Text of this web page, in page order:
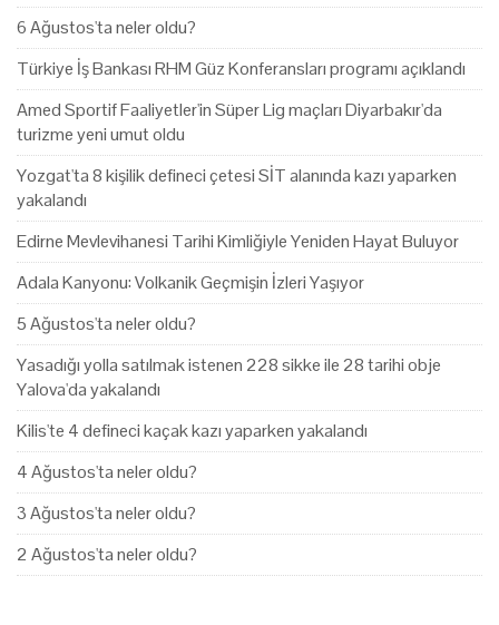
6 Ağustos'ta neler oldu?
Türkiye İş Bankası RHM Güz Konferansları programı açıklandı
Amed Sportif Faaliyetler'in Süper Lig maçları Diyarbakır'da
turizme yeni umut oldu
Yozgat'ta 8 kişilik defineci çetesi SİT alanında kazı yaparken
yakalandı
Edirne Mevlevihanesi Tarihi Kimliğiyle Yeniden Hayat Buluyor
Adala Kanyonu: Volkanik Geçmişin İzleri Yaşıyor
5 Ağustos'ta neler oldu?
Yasadığı yolla satılmak istenen 228 sikke ile 28 tarihi obje
Yalova'da yakalandı
Kilis'te 4 defineci kaçak kazı yaparken yakalandı
4 Ağustos'ta neler oldu?
3 Ağustos'ta neler oldu?
2 Ağustos'ta neler oldu?